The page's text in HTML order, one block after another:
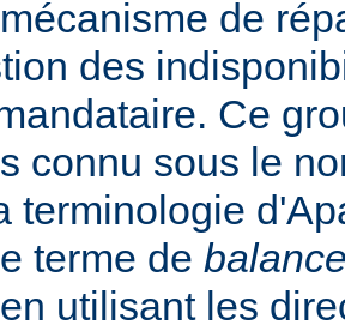
de
des
Ce
connu sous le
terminologie
terme de
utilisant les